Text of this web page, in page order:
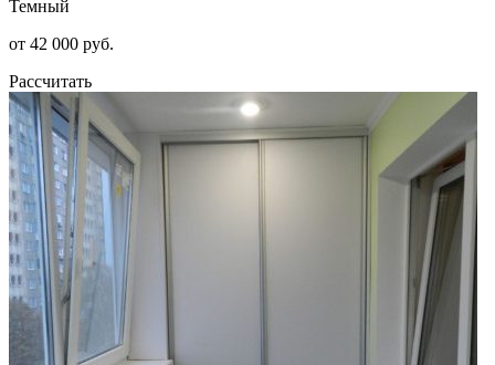
Темный
от 42 000 руб.
Рассчитать